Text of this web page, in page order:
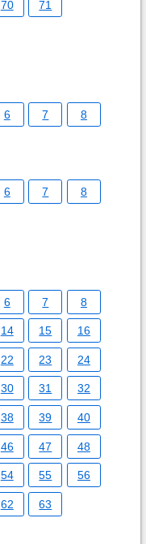
70 71
6 7 8
6 7 8
6 7 8
14 15 16
22 23 24
30 31 32
38 39 40
46 47 48
54 55 56
62 63